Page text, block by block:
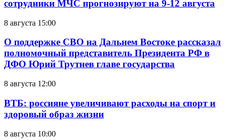
сотрудники МЧС прогнозируют на 9-12 августа
8 августа 15:00
О поддержке СВО на Дальнем Востоке рассказал
полномочный представитель Президента РФ в
ДФО Юрий Трутнев главе государства
8 августа 12:00
ВТБ: россияне увеличивают расходы на спорт и
здоровый образ жизни
8 августа 10:00